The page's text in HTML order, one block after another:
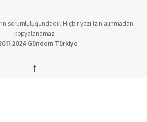
sorumluluğundadır. Hiçbir yazı izin alınmadan
kopyalanamaz.
2024 Gündem Türkiye
↑